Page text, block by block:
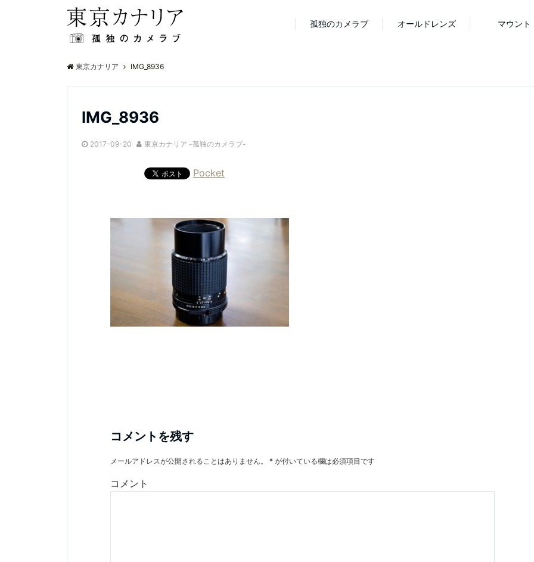
孤独のカメラブ オールドレンズ マウント
東京カナリア IMG_8936
IMG_8936
2017-09-20 東京カナリア -孤独のカメラブ-
Pocket
コメントを残す
メールアドレスが公開されることはありません。 * が付いている欄は必須項目です
コメント